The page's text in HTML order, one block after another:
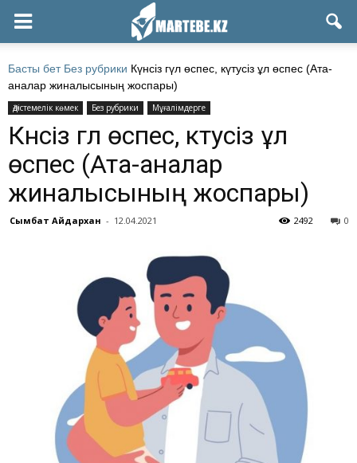
Басты бет Без рубрики Күнсіз гүл өспес, күтусіз ұл өспес (Ата-
аналар жиналысының жоспары)
Әдістемелік көмек Без рубрики Мұғалімдерге
Күнсіз гүл өспес, күтусіз ұл
өспес (Ата-аналар
жиналысының жоспары)
Сымбат Айдархан - 12.04.2021 0
2492